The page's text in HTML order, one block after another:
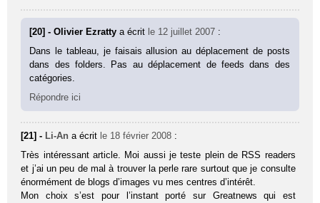
[20] - Olivier Ezrattya écrit le 12 juillet 2007 :
Dans le tableau, je faisais allusion au déplacement de posts
dans des folders. Pas au déplacement de feeds dans des
catégories.
Répondre ici
[21] - Li-An a écrit le 18 février 2008 :
Très intéressant article. Moi aussi je teste plein de RSS readers
et j’ai un peu de mal à trouver la perle rare surtout que je consulte
énormément de blogs d’images vu mes centres d’intérêt.
Mon choix s’est pour l’instant porté sur Greatnews qui est